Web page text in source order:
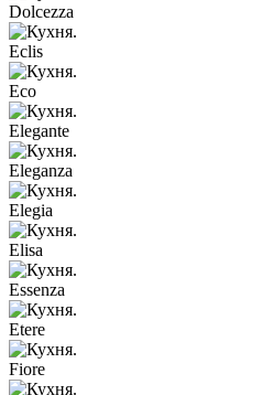
Dolcezza
Eclis
Eco
Elegante
Eleganza
Elegia
Elisa
Essenza
Etere
Fiore